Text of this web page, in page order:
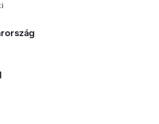
til å utvikle nye prosesser som
oss med å skalere for fremtiden
vårt.